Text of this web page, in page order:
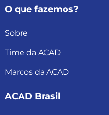
O que fazemos?
Sobre
Time da ACAD
Marcos da ACAD
ACAD Brasil